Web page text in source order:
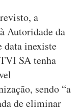
a
Autoridade da
data inexiste
SA tenha
sendo “a
de eliminar